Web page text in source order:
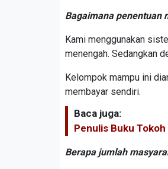
Bagaimana penentuan
Kami menggunakan
menengah. Sedangkan
Kelompok mampu ini
membayar sendiri.
Baca juga:
Penulis Buku
Berapa jumlah